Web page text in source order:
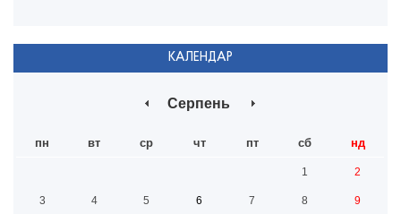
КАЛЕНДАР
Серпень
пн вт ср чт пт сб нд
1 2
3 4 5 6 7 8 9